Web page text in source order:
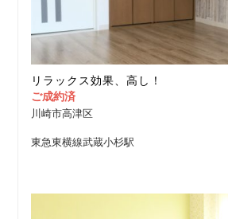
リラックス効果、高し！
ご成約済
川崎市高津区
東急東横線武蔵小杉駅